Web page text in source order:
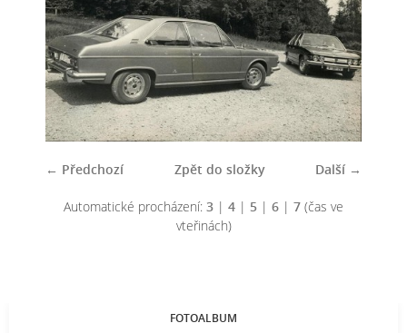
← Předchozí Další →
Zpět do složky
Automatické procházení: 3 | 4 | 5 | 6 | 7 (čas ve
vteřinách)
FOTOALBUM